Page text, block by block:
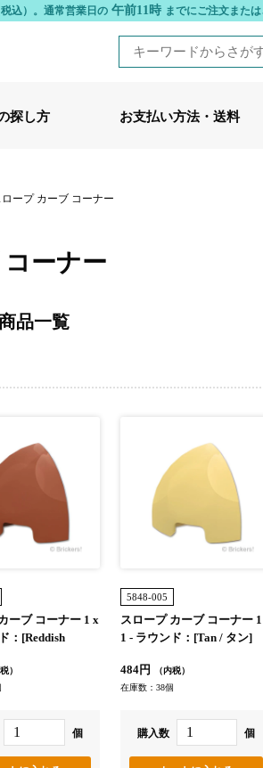
込）。 通常営業日の 午前11時 までにご注文また
探し方 お支払い方法・送料
ロープ カーブ コーナー
ーナー
品一覧
ーブ コーナー 1 x
：[Reddish
）
個
5848-005
スロープ カーブ コーナー
1 - ラウンド：[Tan / タン]
484円
（内税）
在庫数：38個
購入数 個